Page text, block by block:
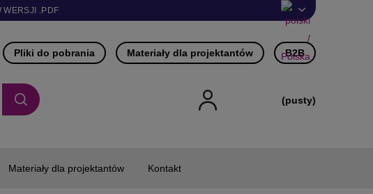
WERSJI .PDF
Pliki do pobrania Materiały dla projektantów B2B
(pusty)
Materiały dla projektantów Kontakt